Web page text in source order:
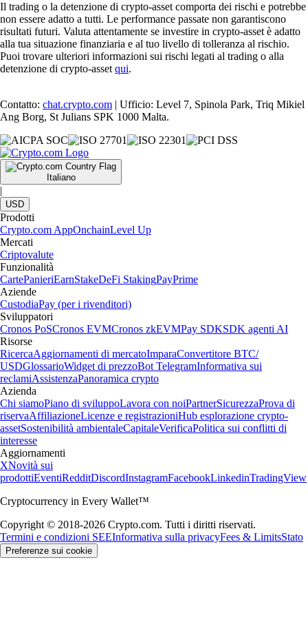
Il trading o la detenzione di crypto-asset comporta dei rischi e potrebbe
non essere adatto a tutti. Le performance passate non garantiscono
risultati futuri. Valuta attentamente se investire in crypto-asset è adatto
alla tua situazione finanziaria e al tuo livello di tolleranza al rischio.
Puoi trovare ulteriori informazioni sui rischi legati al trading o alla
detenzione di crypto-asset qui.
Contatto: chat.crypto.com | Ufficio: Level 7, Spinola Park, Triq Mikiel
Ang Borg, St Julians SPK 1000 Malta.
Italiano
|
USD
Prodotti
Crypto.com AppOnchainLevel Up
Mercati
Criptovalute
Funzionalità
CartePanieriEarnStakeDeFi StakingPayPrime
Aziende
CustodiaPay (per i rivenditori)
Sviluppatori
Cronos PoSCronos EVMCronos zkEVMPay SDKSDK agenti AI
Risorse
RicercaAggiornamenti di mercatoImparaConvertitore BTC/
USDGlossarioWidget di prezzoBot TelegramInformativa sui
reclamiAssistenzaPanoramica crypto
Azienda
Chi siamoPiano di sviluppoLavora con noiPartnerSicurezzaProva di
riservaAffiliazioneLicenze e registrazioniHub esplorazione crypto-
assetSostenibilità ambientaleCapitaleVerificaPolitica sui conflitti di
interesse
Aggiornamenti
XNovità sui
prodottiEventiRedditDiscordInstagramFacebookLinkedinTradingView
Cryptocurrency in Every Wallet™
Copyright © 2018-2026 Crypto.com. Tutti i diritti riservati.
Termini e condizioni SEEInformativa sulla privacyFees & LimitsStato
Preferenze sui cookie